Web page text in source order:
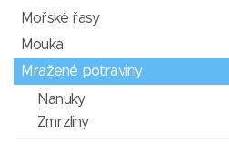
Mořské řasy
Mouka
Mražené potraviny
Nanuky
Zmrzliny